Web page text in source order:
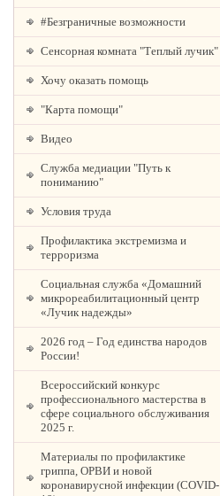
#Безграничные возможности
Сенсорная комната "Теплый лучик"
Хочу оказать помощь
"Карта помощи"
Видео
Служба медиации "Путь к
пониманию"
Условия труда
Профилактика экстремизма и
терроризма
Социальная служба «Домашний
микрореабилитационный центр
«Лучик надежды»
2026 год – Год единства народов
России!
Всероссийский конкурс
профессионального мастерства в
сфере социального обслуживания
2025 г.
Материалы по профилактике
гриппа, ОРВИ и новой
коронавирусной инфекции (COVID-